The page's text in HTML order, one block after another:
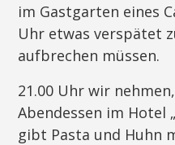
im Gastgarten eines
Uhr etwas verspätet
aufbrechen müssen.
21.00 Uhr wir
Abendessen im Hotel
gibt Pasta und Huhn